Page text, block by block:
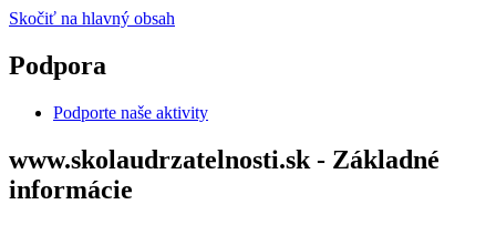
Skočiť na hlavný obsah
Podpora
Podporte naše aktivity
www.skolaudrzatelnosti.sk - Základné
informácie